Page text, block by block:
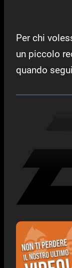
Per chi
un piccolo
quando